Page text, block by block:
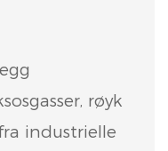
røyk
industrielle